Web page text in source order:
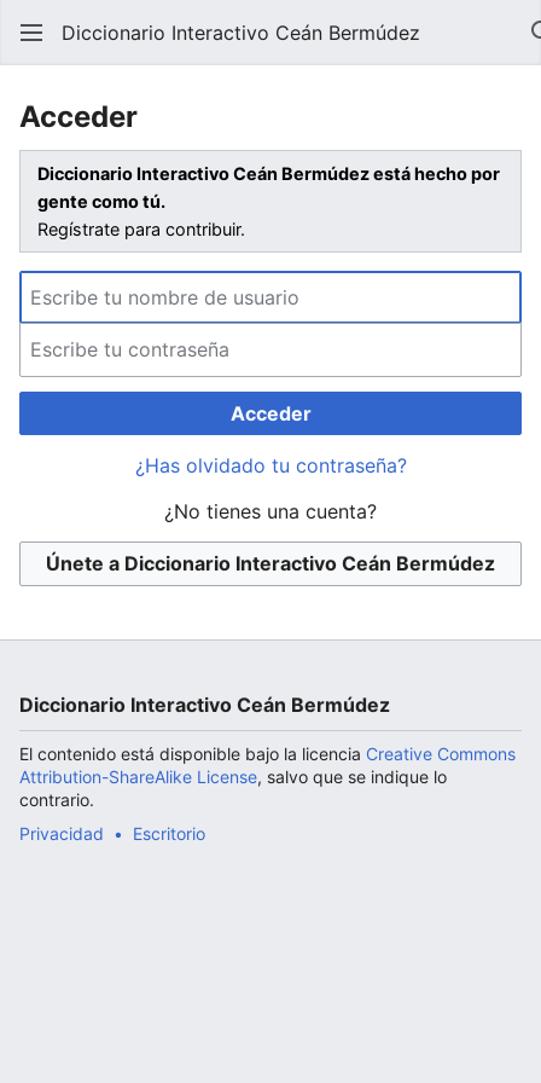
Abrir menú principal
Diccionario Interactivo Ceán Bermúdez
Acceder
Diccionario Interactivo Ceán Bermúdez está hecho por
gente como tú.
Regístrate para contribuir.
Acceder
¿Has olvidado tu contraseña?
¿No tienes una cuenta?
Únete a Diccionario Interactivo Ceán Bermúdez
Diccionario Interactivo Ceán Bermúdez
El contenido está disponible bajo la licencia Creative Commons
Attribution-ShareAlike License, salvo que se indique lo
contrario.
Privacidad
Escritorio